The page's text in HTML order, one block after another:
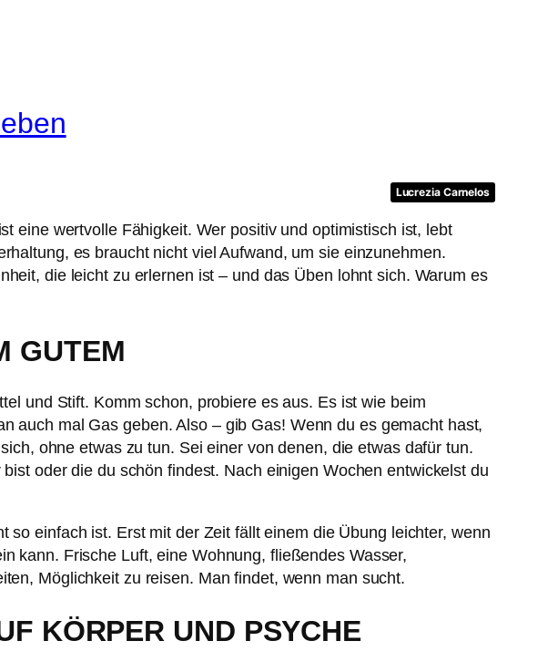
Lucrezia Carnelos
eine wertvolle Fähigkeit. Wer positiv und optimistisch ist, lebt
es braucht nicht viel Aufwand, um sie einzunehmen.
die leicht zu erlernen ist – und das Üben lohnt sich. Warum es
GUTEM
und Stift. Komm schon, probiere es aus. Es ist wie beim
auch mal Gas geben. Also – gib Gas! Wenn du es gemacht hast,
ohne etwas zu tun. Sei einer von denen, die etwas dafür tun.
oder die du schön findest. Nach einigen Wochen entwickelst du
einfach ist. Erst mit der Zeit fällt einem die Übung leichter, wenn
kann. Frische Luft, eine Wohnung, fließendes Wasser,
Möglichkeit zu reisen. Man findet, wenn man sucht.
KÖRPER UND PSYCHE